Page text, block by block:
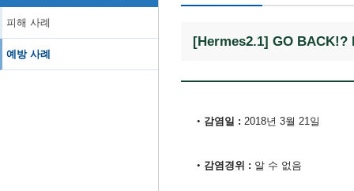
피해 사례
예방 사례
[Hermes2.1] GO BACK!?
• 감염일 : ​2018년 3월 21일
• 감염경위 : ​알 수 없음